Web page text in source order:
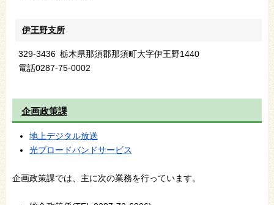
伊王野支所
329-3436 栃木県那須郡那須町大字伊王野1440
電話0287-75-0002
企画政策課
地上デジタル放送
光ブロードバンドサービス
企画政策課では、主に次の業務を行っています。